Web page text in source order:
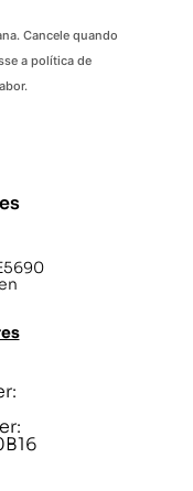
Cancele quando
a política de